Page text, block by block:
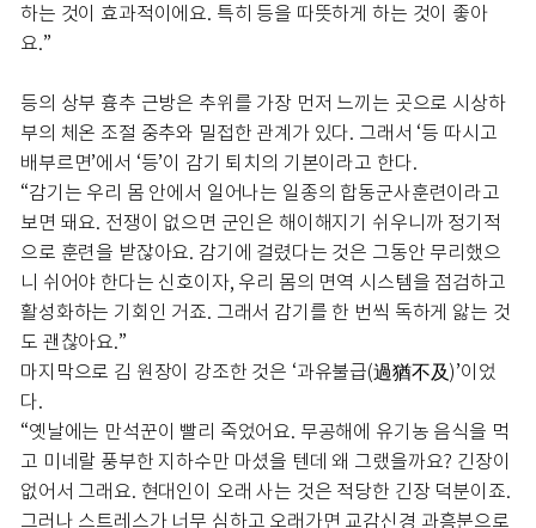
하는 것이 효과적이에요. 특히 등을 따뜻하게 하는 것이 좋아
요.”
등의 상부 흉추 근방은 추위를 가장 먼저 느끼는 곳으로 시상하
부의 체온 조절 중추와 밀접한 관계가 있다. 그래서 ‘등 따시고
배부르면’에서 ‘등’이 감기 퇴치의 기본이라고 한다.
“감기는 우리 몸 안에서 일어나는 일종의 합동군사훈련이라고
보면 돼요. 전쟁이 없으면 군인은 해이해지기 쉬우니까 정기적
으로 훈련을 받잖아요. 감기에 걸렸다는 것은 그동안 무리했으
니 쉬어야 한다는 신호이자, 우리 몸의 면역 시스템을 점검하고
활성화하는 기회인 거죠. 그래서 감기를 한 번씩 독하게 앓는 것
도 괜찮아요.”
마지막으로 김 원장이 강조한 것은 ‘과유불급(過猶不及)’이었
다.
“옛날에는 만석꾼이 빨리 죽었어요. 무공해에 유기농 음식을 먹
고 미네랄 풍부한 지하수만 마셨을 텐데 왜 그랬을까요? 긴장이
없어서 그래요. 현대인이 오래 사는 것은 적당한 긴장 덕분이죠.
그러나 스트레스가 너무 심하고 오래가면 교감신경 과흥분으로